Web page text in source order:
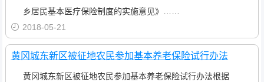
乡居民基本医疗保险制度的实施意见》……
2018-05-21
黄冈城东新区被征地农民参加基本养老保险试行办法
黄冈城东新区被征地农民参加基本养老保险试行办法根据